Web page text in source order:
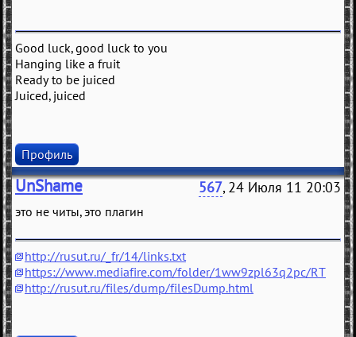
Good luck, good luck to you
Hanging like a fruit
Ready to be juiced
Juiced, juiced
Профиль
UnShame 567, 24 Июля 11 20:03
это не читы, это плагин
http://rusut.ru/_fr/14/links.txt
https://www.mediafire.com/folder/1ww9zpl63q2pc/RT
http://rusut.ru/files/dump/filesDump.html